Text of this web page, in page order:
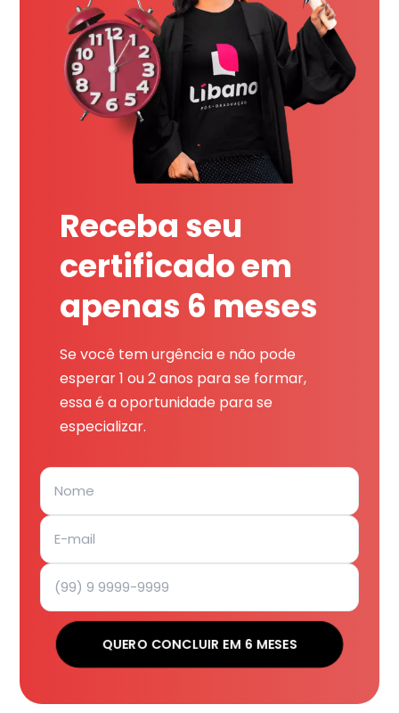
Receba seu
certificado em
apenas 6 meses
Se você tem urgência e não pode
esperar 1 ou 2 anos para se formar,
essa é a oportunidade para se
especializar.
QUERO CONCLUIR EM 6 MESES